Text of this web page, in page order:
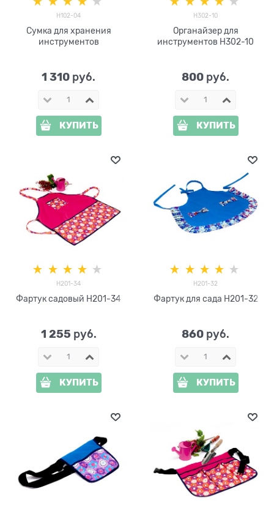
H102-04
Сумка для хранения
инструментов
1 310 руб.
КУПИТЬ
H302-10
Органайзер для
инструментов H302-10
800 руб.
КУПИТЬ
H201-34
Фартук садовый H201-34
1 255 руб.
КУПИТЬ
H201-32
Фартук для сада H201-32
860 руб.
КУПИТЬ